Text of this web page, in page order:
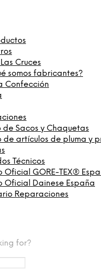
Cruces
somos fabricantes?
Confección
de Sacos y Chaquetas
de artículos de pluma y
Técnicos
Oficial GORE-TEX®
Oficial Dainese España
Reparaciones
for?